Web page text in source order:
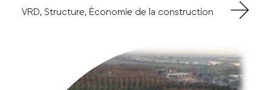
VRD, Structure, Économie de la construction